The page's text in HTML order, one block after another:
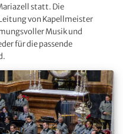
statt. Die
von Kapellmeister
Musik und
für die passende